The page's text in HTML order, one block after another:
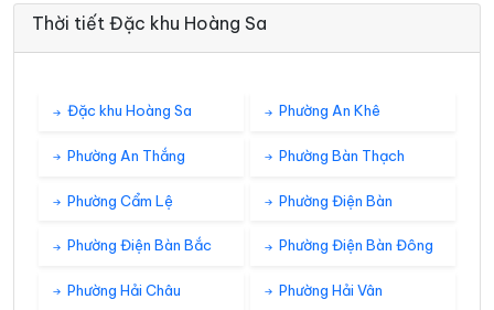
Thời tiết Đặc khu Hoàng Sa
Đặc khu Hoàng Sa Phường An Khê
Phường An Thắng Phường Bàn Thạch
Phường Cẩm Lệ Phường Điện Bàn
Phường Điện Bàn Bắc Phường Điện Bàn Đông
Phường Hải Châu Phường Hải Vân